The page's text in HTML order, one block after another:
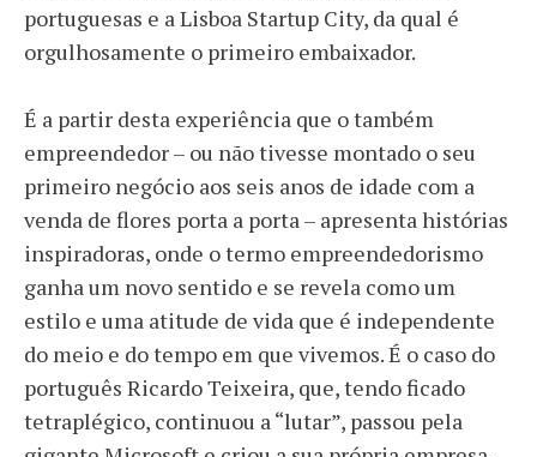
portuguesas e a Lisboa Startup City, da qual é
orgulhosamente o primeiro embaixador.
É a partir desta experiência que o também
empreendedor – ou não tivesse montado o seu
primeiro negócio aos seis anos de idade com a
venda de flores porta a porta – apresenta histórias
inspiradoras, onde o termo empreendedorismo
ganha um novo sentido e se revela como um
estilo e uma atitude de vida que é independente
do meio e do tempo em que vivemos. É o caso do
português Ricardo Teixeira, que, tendo ficado
tetraplégico, continuou a “lutar”, passou pela